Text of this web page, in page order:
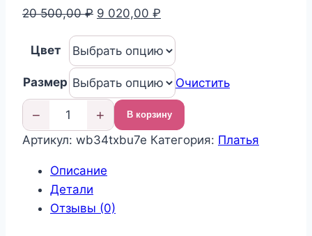
20 500,00₽ Первоначальная
составляла
20
500,00 ₽.
9 020,00 ₽
9
020,00 ₽.
Цвет
Размер Очистить
Количество
товара
платье
выпускной
− + В корзину
Артикул: wb34txbu7e Категория: Платья
Описание
Детали
Отзывы (0)